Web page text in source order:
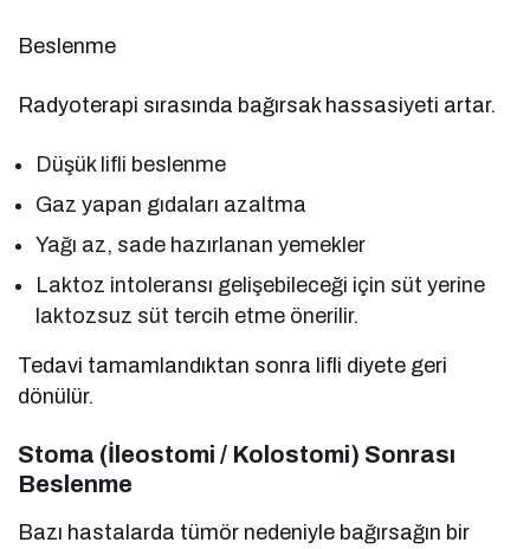
Beslenme
Radyoterapi sırasında bağırsak hassasiyeti artar.
Düşük lifli beslenme
Gaz yapan gıdaları azaltma
Yağı az, sade hazırlanan yemekler
Laktoz intoleransı gelişebileceği için süt yerine
laktozsuz süt tercih etme önerilir.
Tedavi tamamlandıktan sonra lifli diyete geri
dönülür.
Stoma (İleostomi / Kolostomi) Sonrası
Beslenme
Bazı hastalarda tümör nedeniyle bağırsağın bir